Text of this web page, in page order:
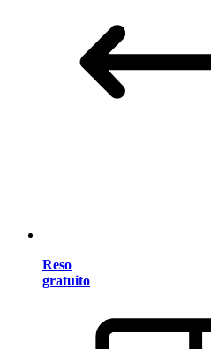
Reso
gratuito